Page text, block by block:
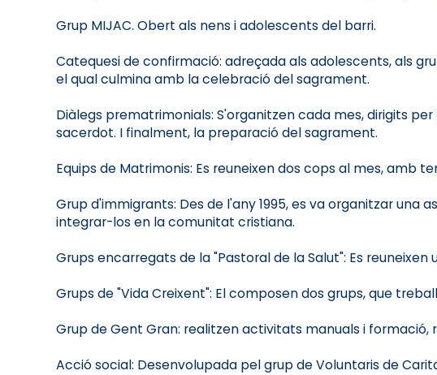
Grup MIJAC. Obert als nens i adolescents del barri.
Catequesi de confirmació: adreçada als adolescents, als
el qual culmina amb la celebració del sagrament.
Diàlegs prematrimonials: S'organitzen cada mes, dirigits
sacerdot. I finalment, la preparació del sagrament.
Equips de Matrimonis: Es reuneixen dos cops al mes, amb
Grup d'immigrants: Des de l'any 1995, es va organitzar
integrar-los en la comunitat cristiana.
Grups encarregats de la "Pastoral de la Salut": Es
Grups de "Vida Creixent": El composen dos grups, que
Grup de Gent Gran: realitzen activitats manuals i
Acció social: Desenvolupada pel grup de Voluntaris de